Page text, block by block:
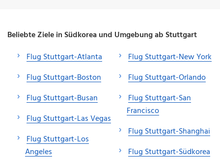
Beliebte Ziele in Südkorea und Umgebung ab Stuttgart
Flug Stuttgart-Atlanta
Flug Stuttgart-Boston
Flug Stuttgart-Busan
Flug Stuttgart-Las Vegas
Flug Stuttgart-Los
Angeles
Flug Stuttgart-New York
Flug Stuttgart-Orlando
Flug Stuttgart-San
Francisco
Flug Stuttgart-Shanghai
Flug Stuttgart-Südkorea